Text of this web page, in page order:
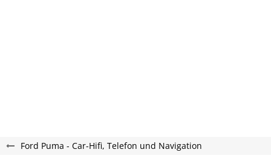
Ford Puma - Car-Hifi, Telefon und Navigation